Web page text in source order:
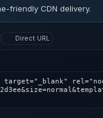
friendly CDN delivery.
Direct URL